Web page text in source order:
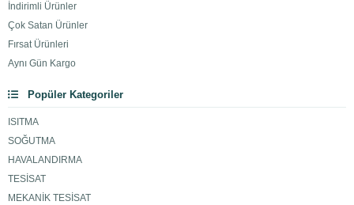
İndirimli Ürünler
Çok Satan Ürünler
Fırsat Ürünleri
Aynı Gün Kargo
Popüler Kategoriler
ISITMA
SOĞUTMA
HAVALANDIRMA
TESİSAT
MEKANİK TESİSAT